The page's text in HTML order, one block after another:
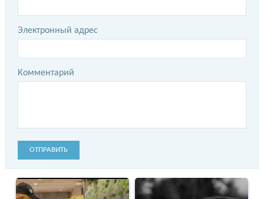
Электронный адрес
Комментарий
ОТПРАВИТЬ